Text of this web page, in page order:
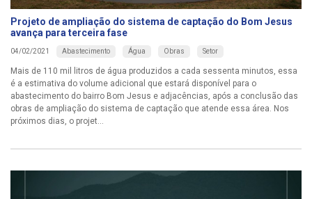
Projeto de ampliação do sistema de captação do Bom Jesus
avança para terceira fase
04/02/2021 Abastecimento Água Obras Setor
Mais de 110 mil litros de água produzidos a cada sessenta minutos, essa
é a estimativa do volume adicional que estará disponível para o
abastecimento do bairro Bom Jesus e adjacências, após a conclusão das
obras de ampliação do sistema de captação que atende essa área. Nos
próximos dias, o projet...